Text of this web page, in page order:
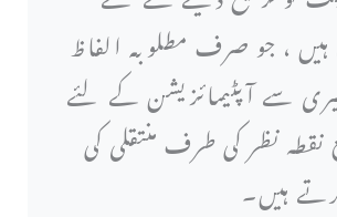
، جو صرف مطلوبہ الفاظ
سے آپٹیمائزیشن کے لئے
نقطہ نظر کی طرف منتقلی کی
ہیں۔